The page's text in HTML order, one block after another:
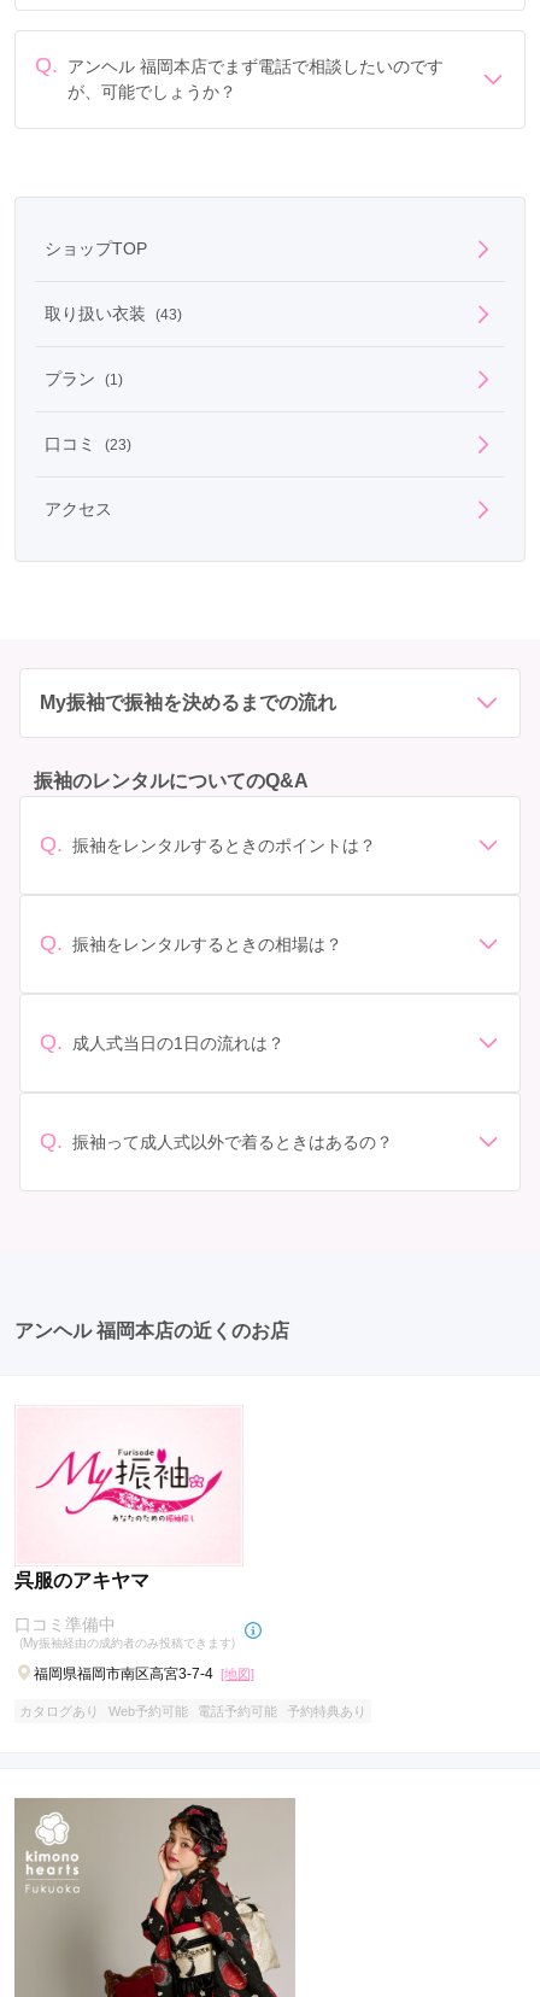
す。
Q.
アンヘル 福岡本店でまず電話で相談したいのです
が、可能でしょうか？
ショップTOP
取り扱い衣装 (43)
プラン (1)
口コミ (23)
アクセス
My振袖で振袖を決めるまでの流れ
振袖のレンタルについてのQ&A
Q. 振袖をレンタルするときのポイントは？
があります。 サイズ選び: 自分の体型に合ったサイズを
ンタル料金に含まれるもの（小物や帯、草履など）を確
っかり確認しておく必要があります。 お店選び: 評判や
しょう。
Q. 振袖をレンタルするときの相場は？
されています。 高級なものやブランド物になると、それ
Q. 成人式当日の1日の流れは？
人式: 一般的に午前中に成人式が行わる場合が多いです
Q. 振袖って成人式以外で着るときはあるの？
アンヘル 福岡本店の近くのお店
呉服のアキヤマ
口コミ準備中
(My振袖経由の成約者のみ投稿できます)
福岡県福岡市南区高宮3-7-4 [地図]
カタログあり Web予約可能 電話予約可能 予約特典あり